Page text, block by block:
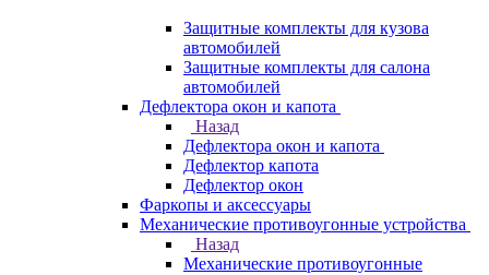
Защитные комплекты для кузова
автомобилей
Защитные комплекты для салона
автомобилей
Дефлектора окон и капота
Назад
Дефлектора окон и капота
Дефлектор капота
Дефлектор окон
Фаркопы и аксессуары
Механические противоугонные устройства
Назад
Механические противоугонные